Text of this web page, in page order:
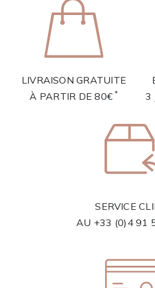
LIVRAISON GRATUITE
À PARTIR DE 80€ *
3
SERVICE
AU +33 (0)4 91